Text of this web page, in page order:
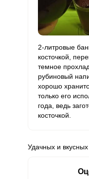
2-литровые
косточкой,
темное
рубиновый
хорошо
только его
года, ведь
косточкой.
Удачных и вкусных